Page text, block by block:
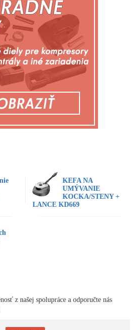
KEFA NA
UMÝVANIE
KOCKA/STENY +
LANCE KD669
z našej spolupráce a odporučte nás